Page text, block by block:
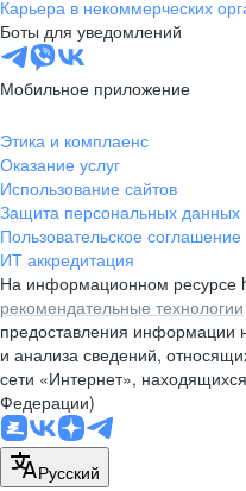
Минск
пр-т Дзержинского, д. 57,
10 этаж, помещение 45-1
pr@rabota.by
Алматы
пр. Абая, д. 151, БЦ Алатау,
12 этаж, офис 1209
+7 727 232-13-13
pr@headhunter.com.kz
Карьера в некоммерческих
Боты для уведомлений
Мобильное приложение
Этика и комплаенс
Оказание услуг
Использование сайтов
Защита персональных данных
Пользовательское соглашение
ИТ аккредитация
На информационном ресурсе
рекомендательные технологии
предоставления информации
и анализа сведений,
сети «Интернет»,
Федерации)
Русский